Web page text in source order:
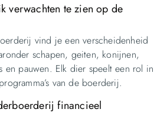
verwachten te zien op de
vind je een verscheidenheid
schapen, geiten, konijnen,
en pauwen. Elk dier speelt een rol in
van de boerderij.
financieel